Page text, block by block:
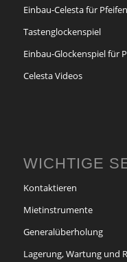
Einbau-Celesta für
Tastenglockenspiel
Einbau-Glockenspiel für
Celesta Videos
WICHTIGE
Kontaktieren
Mietinstrumente
Generalüberholung
Lagerung, Wartung und